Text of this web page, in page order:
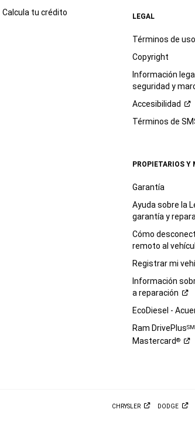
Calcula tu crédito
LEGAL
Términos de uso
Copyright
Información
seguridad y
Accesibilidad
Términos de
PROPIETARIOS Y
Garantía
Ayuda sobre la
garantía y
Cómo
remoto al
Registrar mi
Información
areparación
EcoDiesel -
Ram DrivePlusSM
Mastercard®
CHRYSLER DODGE